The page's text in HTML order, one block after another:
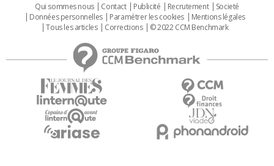
Qui sommes nous Contact Publicité Recrutement
Societé
Données personnelles
Paramétrer les cookies
Mentions légales
Tous les articles
Corrections © 2022 CCM Benchmark